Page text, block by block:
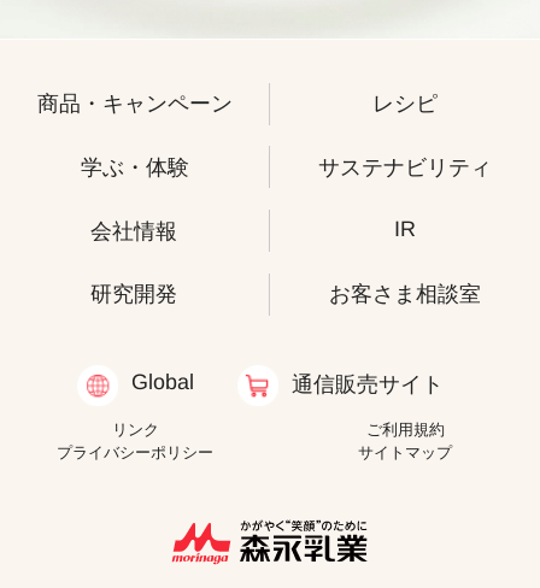
商品・キャンペーン レシピ
学ぶ・体験 サステナビリティ
会社情報 IR
研究開発 お客さま相談室
Global 通信販売サイト
リンク
ご利用規約
プライバシーポリシー
サイトマップ